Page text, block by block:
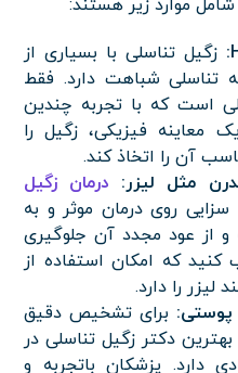
موارد زیر هستند:
زگیل تناسلی با بسیاری از
تناسلی شباهت دارد. فقط
است که با تجربه چندین
معاینه فیزیکی، زگیل را
آن را اتخاذ کند.
مثل لیزر: درمان زگیل
سزایی روی درمان موثر و به
و از عود مجدد آن جلوگیری
کنید که امکان استفاده از
را دارد.
برای تشخیص دقیق
دکتر زگیل تناسلی در
دارد. پزشکان باتجربه و